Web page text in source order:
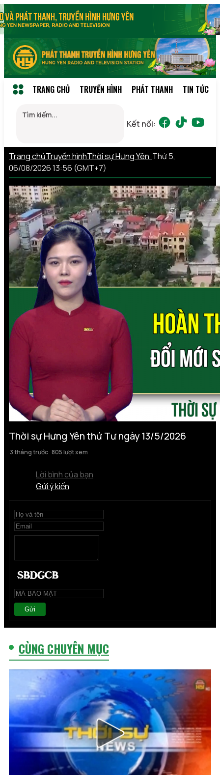
TRANG CHỦ TRUYỀN HÌNH PHÁT THANH TIN TỨC
Kết nối:
Trang chủTruyền hìnhThời sự Hưng Yên Thứ 5,
06/08/2026 13:56 (GMT+7)
Thời sự Hưng Yên thứ Tư ngày 13/5/2026
3 tháng trước 805 lượt xem
Lời bình của bạn
Gửi ý kiến
Gửi
CÙNG CHUYÊN MỤC